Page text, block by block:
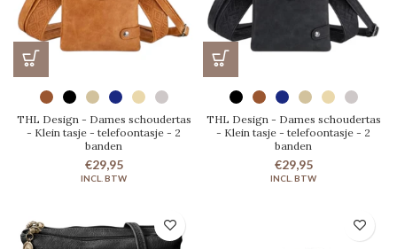
THL Design - Dames schoudertas
- Klein tasje - telefoontasje - 2
banden
€29,95
THL Design - Dames schoudertas
- Klein tasje - telefoontasje - 2
banden
€29,95